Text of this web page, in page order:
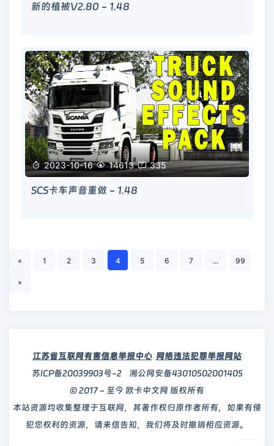
新的植被V2.80 - 1.48
 2023-10-16  14613  335
SCS卡车声音重做 - 1.48
« 1 2 3 4 5 6 7 ... 99
»
江苏省互联网有害信息举报中心 网络违法犯罪举报网站
苏ICP备20039903号-2
湘公网安备43010502001405
© 2017 - 至今 欧卡中文网 版权所有
本站资源均收集整理于互联网，其著作权归原作者所有，如果有侵
犯您权利的资源，请来信告知，我们将及时撤销相应资源。